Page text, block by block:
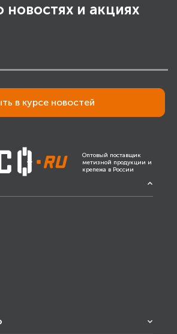
новостях и акциях
в курсе новостей
Оптовый поставщик
метизной продукции и
крепежа в России